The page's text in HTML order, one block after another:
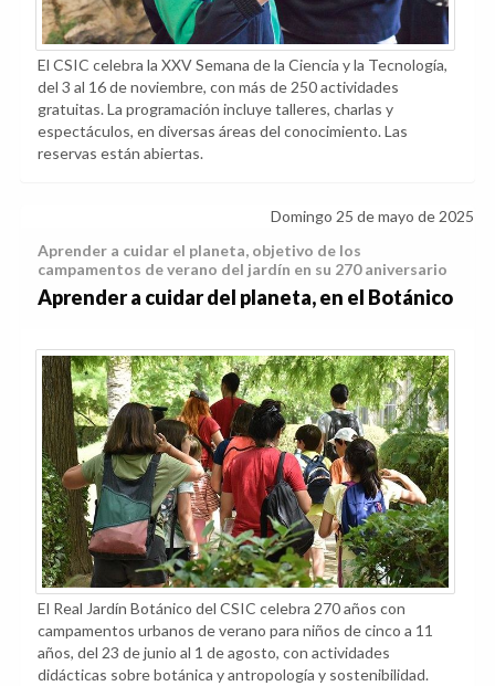
El CSIC celebra la XXV Semana de la Ciencia y la Tecnología,
del 3 al 16 de noviembre, con más de 250 actividades
gratuitas. La programación incluye talleres, charlas y
espectáculos, en diversas áreas del conocimiento. Las
reservas están abiertas.
Domingo 25 de mayo de 2025
Aprender a cuidar el planeta, objetivo de los
campamentos de verano del jardín en su 270 aniversario
Aprender a cuidar del planeta, en el Botánico
El Real Jardín Botánico del CSIC celebra 270 años con
campamentos urbanos de verano para niños de cinco a 11
años, del 23 de junio al 1 de agosto, con actividades
didácticas sobre botánica y antropología y sostenibilidad.